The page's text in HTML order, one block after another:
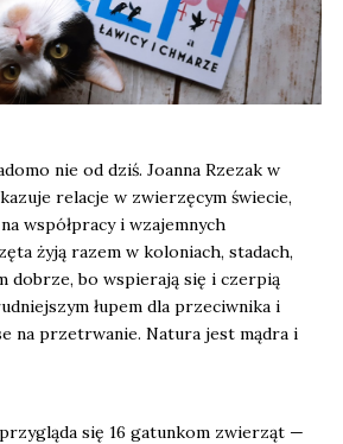
nie od dziś. Joanna Rzezak w
relacje w zwierzęcym świecie,
współpracy i wzajemnych
żyją razem w koloniach, stadach,
dobrze, bo wspierają się i czerpią
łupem dla przeciwnika i
na przetrwanie. Natura jest mądra i
się 16 gatunkom zwierząt —